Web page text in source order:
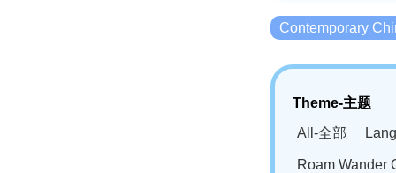
Contemporary
Theme-主题
All-全部
Roam Wander